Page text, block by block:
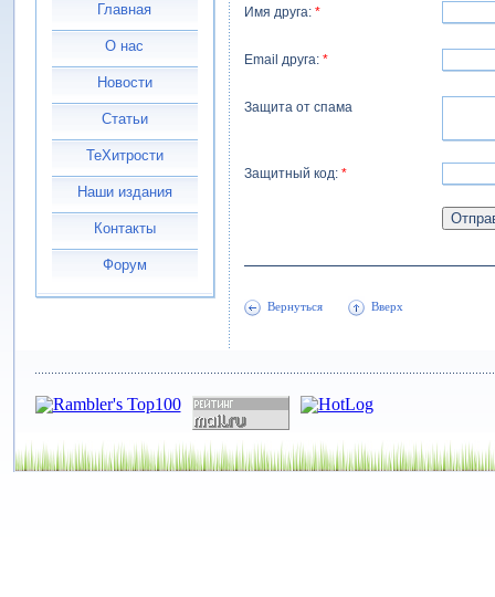
Главная
О нас
Новости
Статьи
ТеХитрости
Наши издания
Контакты
Форум
Имя друга: *
Email друга: *
Защита от спама
Защитный код: *
Вернуться Вверх